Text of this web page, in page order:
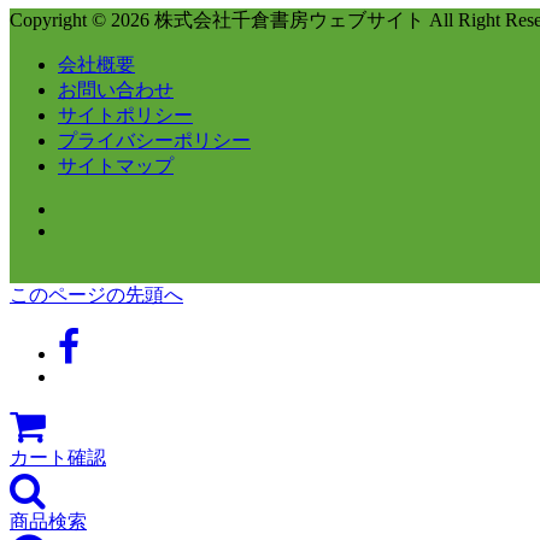
Copyright © 2026 株式会社千倉書房ウェブサイト All Right
会社概要
お問い合わせ
サイトポリシー
プライバシーポリシー
サイトマップ
このページの先頭へ
カート確認
商品検索